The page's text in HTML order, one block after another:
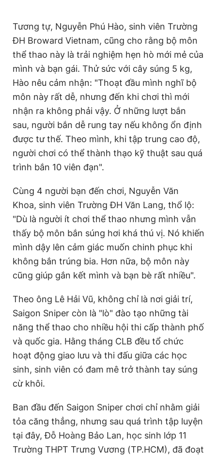
Tương tự, Nguyễn Phú Hào, sinh viên Trường
ĐH Broward Vietnam, cũng cho rằng bộ môn
thể thao này là trải nghiệm hẹn hò mới mẻ của
mình và bạn gái. Thử sức với cây súng 5 kg,
Hào nêu cảm nhận: "Thoạt đầu mình nghĩ bộ
môn này rất dễ, nhưng đến khi chơi thì mới
nhận ra không phải vậy. Ở những lượt bắn
sau, người bắn dễ rung tay nếu không ổn định
được tư thế. Theo mình, khi tập trung cao độ,
người chơi có thể thành thạo kỹ thuật sau quá
trình bắn 10 viên đạn".
Cùng 4 người bạn đến chơi, Nguyễn Văn
Khoa, sinh viên Trường ĐH Văn Lang, thổ lộ:
"Dù là người ít chơi thể thao nhưng mình vẫn
thấy bộ môn bắn súng hơi khá thú vị. Nó khiến
mình dậy lên cảm giác muốn chinh phục khi
không bắn trúng bia. Hơn nữa, bộ môn này
cũng giúp gắn kết mình và bạn bè rất nhiều".
Theo ông Lê Hải Vũ, không chỉ là nơi giải trí,
Saigon Sniper còn là "lò" đào tạo những tài
năng thể thao cho nhiều hội thi cấp thành phố
và quốc gia. Hằng tháng CLB đều tổ chức
hoạt động giao lưu và thi đấu giữa các học
sinh, sinh viên có đam mê trở thành tay súng
cừ khôi.
Ban đầu đến Saigon Sniper chơi chỉ nhằm giải
tỏa căng thẳng, nhưng sau quá trình tập luyện
tại đây, Đỗ Hoàng Bảo Lan, học sinh lớp 11
Trường THPT Trưng Vương (TP.HCM), đã đoạt